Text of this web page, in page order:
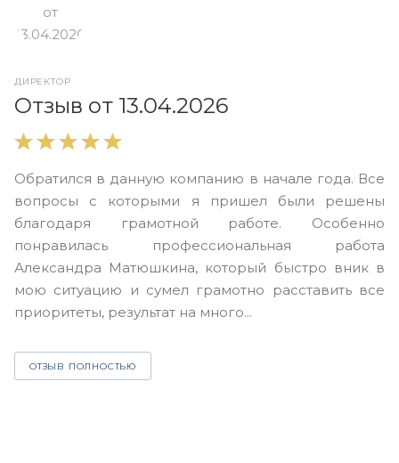
ДИРЕКТОР
Отзыв от 13.04.2026
Обратился в данную компанию в начале года. Все
вопросы с которыми я пришел были решены
благодаря грамотной работе. Особенно
понравилась профессиональная работа
Александра Матюшкина, который быстро вник в
мою ситуацию и сумел грамотно расставить все
приоритеты, результат на много...
ОТЗЫВ ПОЛНОСТЬЮ